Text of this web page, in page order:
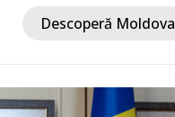
Descoperă Moldova